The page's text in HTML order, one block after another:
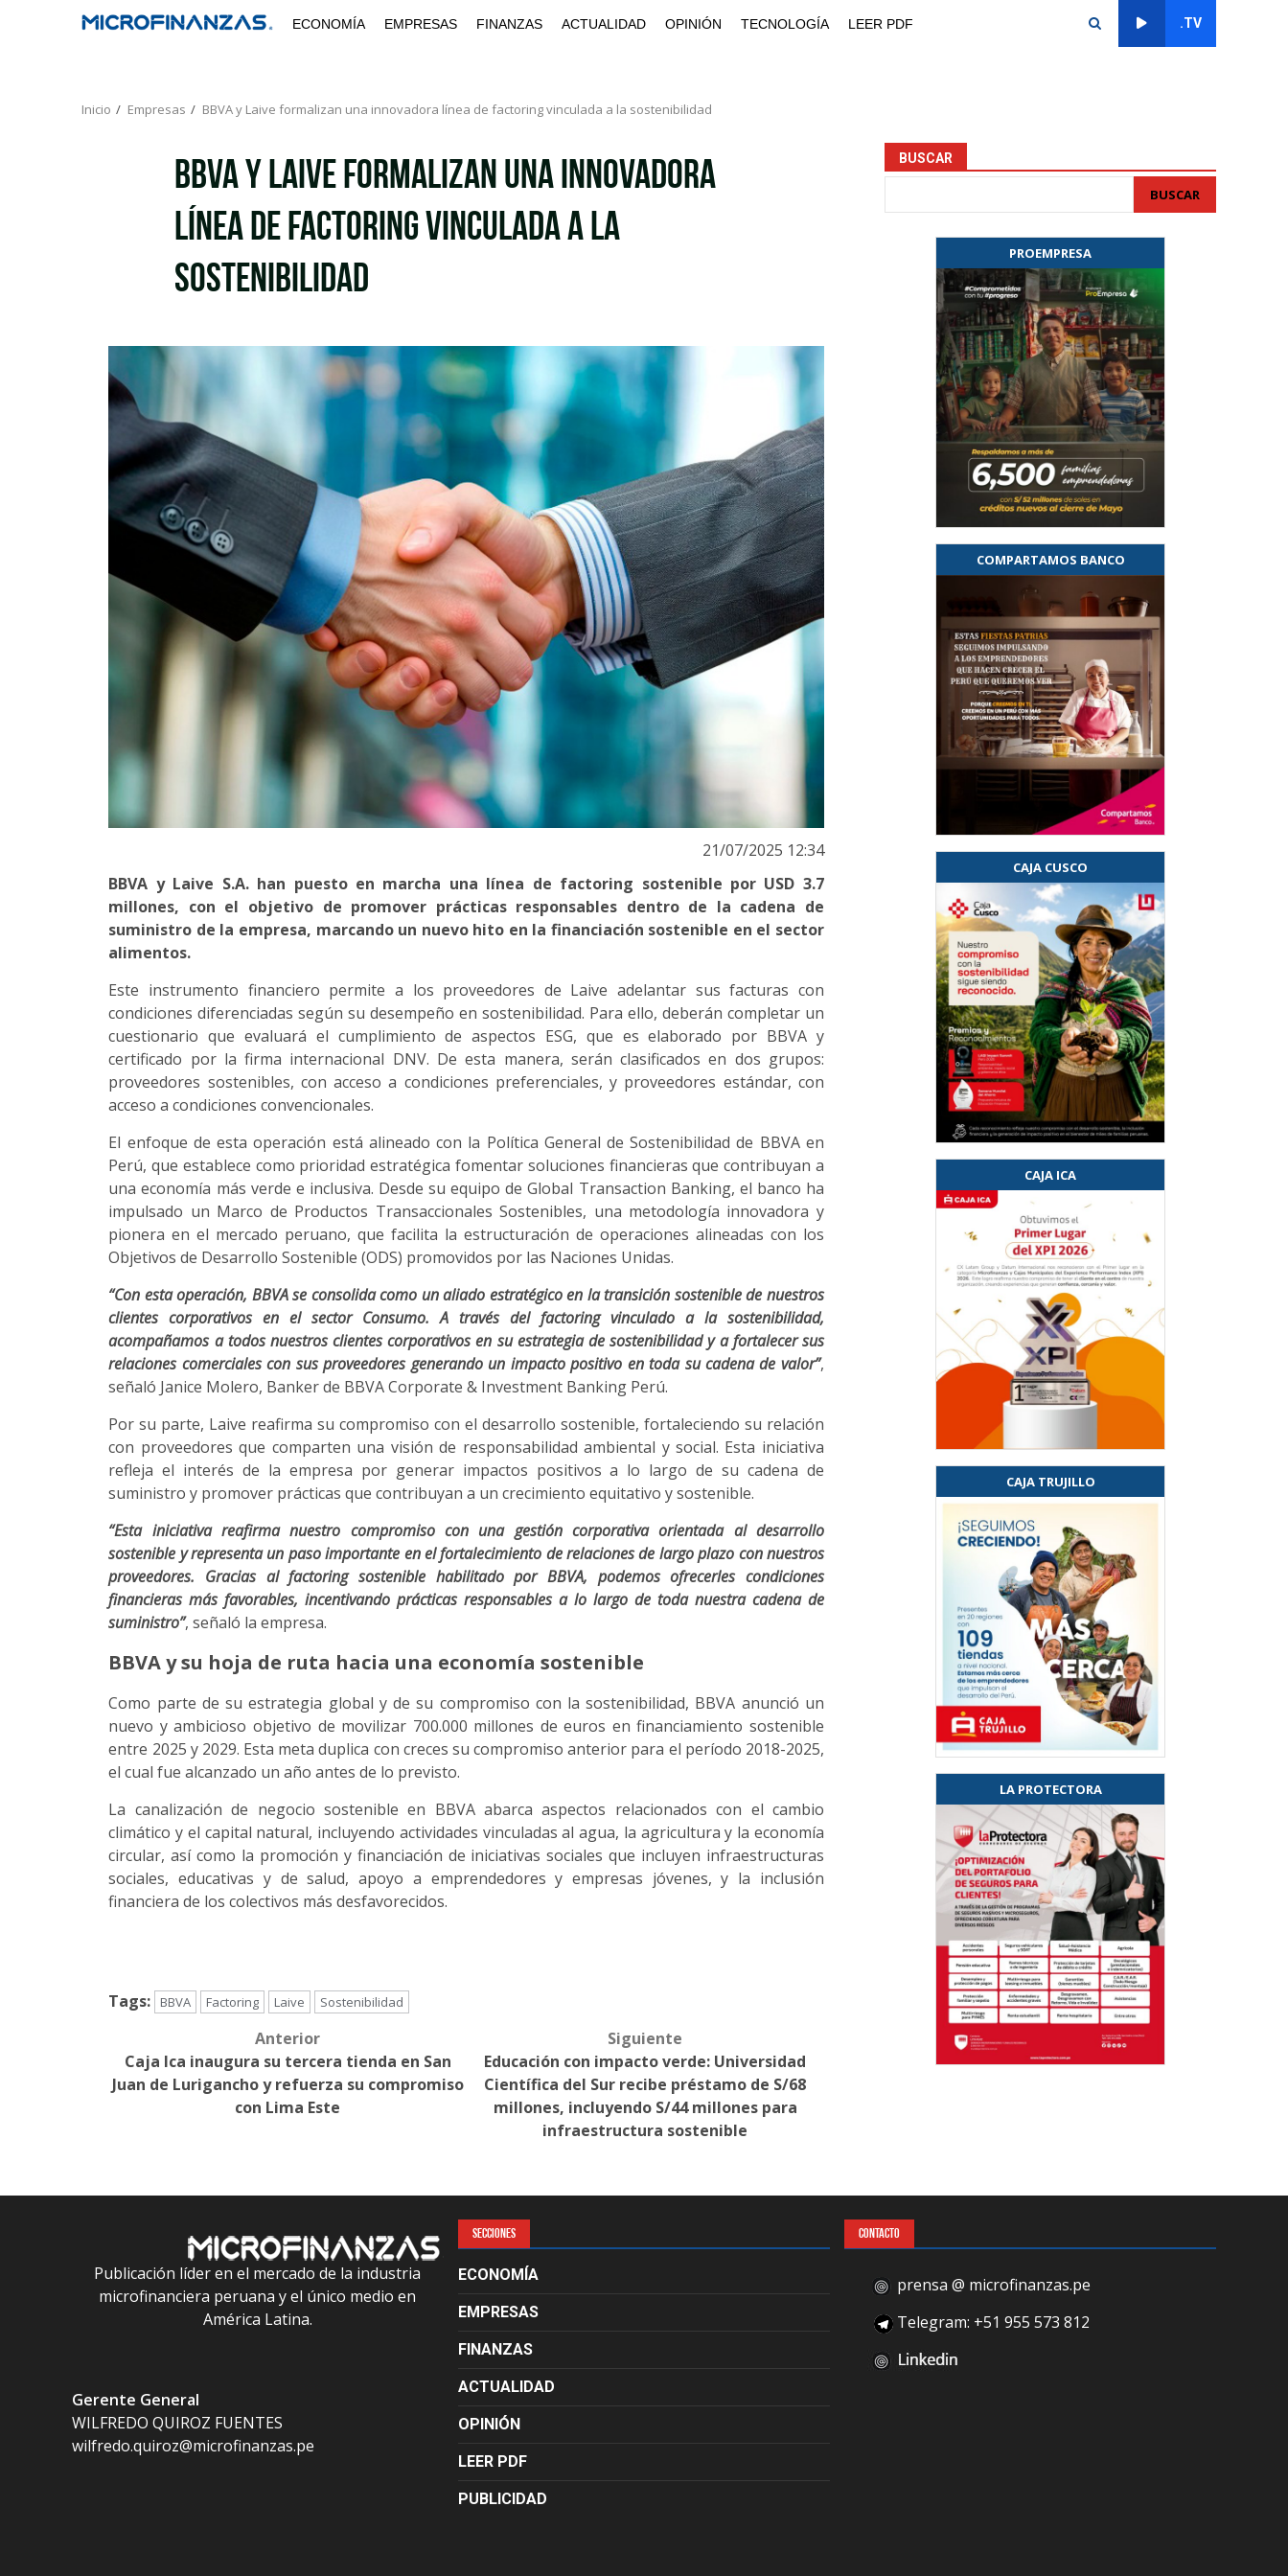
ECONOMÍA EMPRESAS FINANZAS ACTUALIDAD OPINIÓN TECNOLOGÍA LEER PDF .TV
Inicio Empresas BBVA y Laive formalizan una innovadora línea de factoring vinculada a la sostenibilidad
BBVA y Laive formalizan una innovadora
línea de factoring vinculada a la
sostenibilidad
21/07/2025 12:34
BBVA y Laive S.A. han puesto en marcha una línea de factoring sostenible por USD 3.7
millones, con el objetivo de promover prácticas responsables dentro de la cadena de
suministro de la empresa, marcando un nuevo hito en la financiación sostenible en el sector
alimentos.
Este instrumento financiero permite a los proveedores de Laive adelantar sus facturas con
condiciones diferenciadas según su desempeño en sostenibilidad. Para ello, deberán completar un
cuestionario que evaluará el cumplimiento de aspectos ESG, que es elaborado por BBVA y
certificado por la firma internacional DNV. De esta manera, serán clasificados en dos grupos:
proveedores sostenibles, con acceso a condiciones preferenciales, y proveedores estándar, con
acceso a condiciones convencionales.
El enfoque de esta operación está alineado con la Política General de Sostenibilidad de BBVA en
Perú, que establece como prioridad estratégica fomentar soluciones financieras que contribuyan a
una economía más verde e inclusiva. Desde su equipo de Global Transaction Banking, el banco ha
impulsado un Marco de Productos Transaccionales Sostenibles, una metodología innovadora y
pionera en el mercado peruano, que facilita la estructuración de operaciones alineadas con los
Objetivos de Desarrollo Sostenible (ODS) promovidos por las Naciones Unidas.
“Con esta operación, BBVA se consolida como un aliado estratégico en la transición sostenible de nuestros
clientes corporativos en el sector Consumo. A través del factoring vinculado a la sostenibilidad,
acompañamos a todos nuestros clientes corporativos en su estrategia de sostenibilidad y a fortalecer sus
relaciones comerciales con sus proveedores generando un impacto positivo en toda su cadena de valor”,
señaló Janice Molero, Banker de BBVA Corporate & Investment Banking Perú.
Por su parte, Laive reafirma su compromiso con el desarrollo sostenible, fortaleciendo su relación
con proveedores que comparten una visión de responsabilidad ambiental y social. Esta iniciativa
refleja el interés de la empresa por generar impactos positivos a lo largo de su cadena de
suministro y promover prácticas que contribuyan a un crecimiento equitativo y sostenible.
“Esta iniciativa reafirma nuestro compromiso con una gestión corporativa orientada al desarrollo
sostenible y representa un paso importante en el fortalecimiento de relaciones de largo plazo con nuestros
proveedores. Gracias al factoring sostenible habilitado por BBVA, podemos ofrecerles condiciones
financieras más favorables, incentivando prácticas responsables a lo largo de toda nuestra cadena de
suministro”, señaló la empresa.
BBVA y su hoja de ruta hacia una economía sostenible
Como parte de su estrategia global y de su compromiso con la sostenibilidad, BBVA anunció un
nuevo y ambicioso objetivo de movilizar 700.000 millones de euros en financiamiento sostenible
entre 2025 y 2029. Esta meta duplica con creces su compromiso anterior para el período 2018-2025,
el cual fue alcanzado un año antes de lo previsto.
La canalización de negocio sostenible en BBVA abarca aspectos relacionados con el cambio
climático y el capital natural, incluyendo actividades vinculadas al agua, la agricultura y la economía
circular, así como la promoción y financiación de iniciativas sociales que incluyen infraestructuras
sociales, educativas y de salud, apoyo a emprendedores y empresas jóvenes, y la inclusión
financiera de los colectivos más desfavorecidos.
Tags: BBVA Factoring Laive Sostenibilidad
navigation
Anterior
Caja Ica inaugura su tercera tienda en San
Juan de Lurigancho y refuerza su compromiso
con Lima Este
Siguiente
Educación con impacto verde: Universidad
Científica del Sur recibe préstamo de S/68
millones, incluyendo S/44 millones para
infraestructura sostenible
BUSCAR
BUSCAR
PROEMPRESA
COMPARTAMOS BANCO
CAJA CUSCO
CAJA ICA
CAJA TRUJILLO
LA PROTECTORA
Publicación líder en el mercado de la industria
microfinanciera peruana y el único medio en
América Latina.
Gerente General
WILFREDO QUIROZ FUENTES
wilfredo.quiroz@microfinanzas.pe
SECCIONES
ECONOMÍA
EMPRESAS
FINANZAS
ACTUALIDAD
OPINIÓN
LEER PDF
PUBLICIDAD
CONTACTO
prensa @ microfinanzas.pe
Telegram: +51 955 573 812